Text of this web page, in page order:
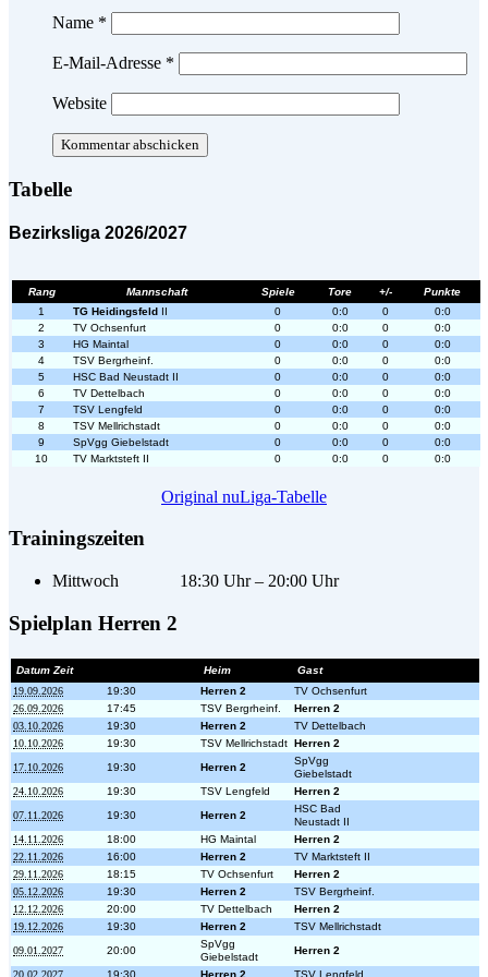
Name *
E-Mail-Adresse *
Website
Tabelle
Bezirksliga 2026/2027
Rang Mannschaft Spiele Tore +/-
Punkte
1
TG Heidingsfeld II 0 0:0 0
0:0
2
TV Ochsenfurt 0 0:0 0
0:0
3
HG Maintal 0 0:0 0
0:0
4
TSV Bergrheinf. 0 0:0 0
0:0
5
HSC Bad Neustadt II 0 0:0 0
0:0
6
TV Dettelbach 0 0:0 0
0:0
7
TSV Lengfeld 0 0:0 0
0:0
8
TSV Mellrichstadt 0 0:0 0
0:0
9
SpVgg Giebelstadt 0 0:0 0
0:0
10
TV Marktsteft II 0 0:0 0 0:0
Original nuLiga-Tabelle
Trainingszeiten
Mittwoch 18:30 Uhr – 20:00 Uhr
Spielplan Herren 2
Datum Zeit Heim
Gast
19.09.2026
19:30 Herren 2
TV Ochsenfurt
26.09.2026
17:45 TSV Bergrheinf.
Herren 2
03.10.2026
19:30 Herren 2
TV Dettelbach
10.10.2026
19:30 TSV Mellrichstadt Herren 2
17.10.2026
19:30 Herren 2
SpVgg
Giebelstadt
24.10.2026
19:30 TSV Lengfeld
Herren 2
07.11.2026
19:30 Herren 2
HSC Bad
Neustadt II
14.11.2026
18:00 HG Maintal
Herren 2
22.11.2026
16:00 Herren 2
TV Marktsteft II
29.11.2026
18:15 TV Ochsenfurt
Herren 2
05.12.2026
19:30 Herren 2
TSV Bergrheinf.
12.12.2026
20:00 TV Dettelbach
Herren 2
19.12.2026
19:30 Herren 2
TSV Mellrichstadt
09.01.2027
20:00
SpVgg
Giebelstadt
Herren 2
20.02.2027
19:30 Herren 2 TSV Lengfeld